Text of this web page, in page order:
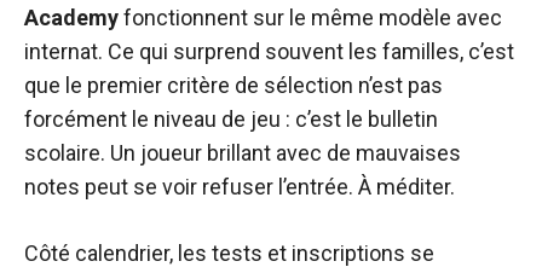
Academyfonctionnent sur le même modèle avec
internat. Ce qui surprend souvent les familles, c’est
que le premier critère de sélection n’est pas
forcément le niveau de jeu : c’est le bulletin
scolaire. Un joueur brillant avec de mauvaises
notes peut se voir refuser l’entrée. À méditer.
Côté calendrier, les tests et inscriptions se